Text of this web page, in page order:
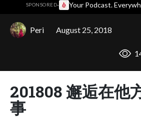
SPONSORED· Your Podcast.
Peri August 25, 2018
201808 邂逅在他
事